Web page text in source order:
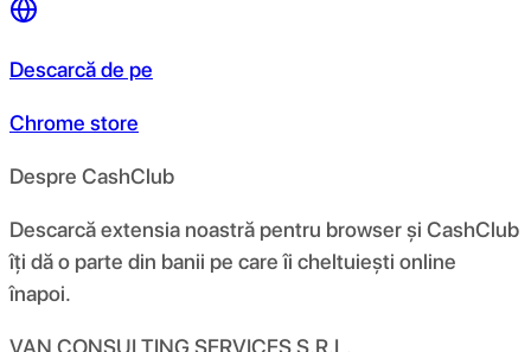
Descarcă de pe
Chrome store
Despre CashClub
Descarcă extensia noastră pentru browser și CashClub
îți dă o parte din banii pe care îi cheltuiești online
înapoi.
VAN CONSULTING SERVICES S.R.L.